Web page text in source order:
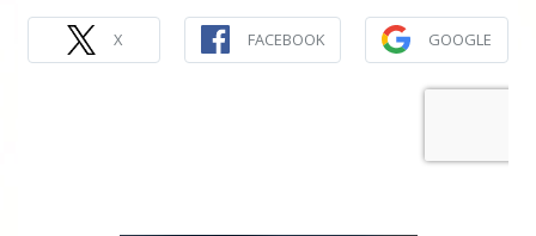
X FACEBOOK GOOGLE